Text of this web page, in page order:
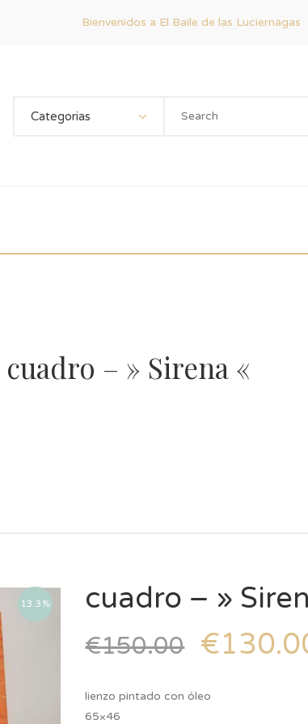
Bienvenidos a El Baile de las Luciernagas
Categorias
cuadro – » Sirena «
13.3% cuadro – »
€150.00 €
lienzo pintado con óleo
65×46